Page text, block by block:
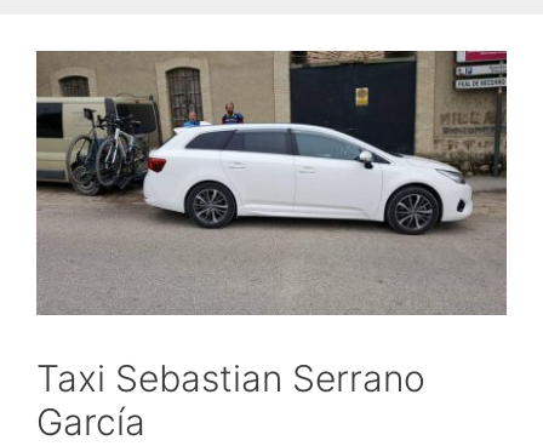
Taxi Sebastian Serrano
García